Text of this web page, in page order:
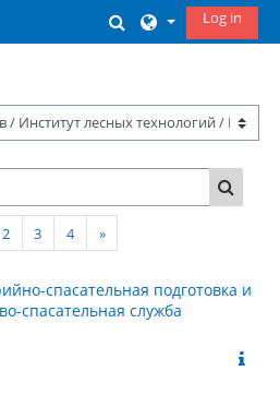
Toggle search
Log in
Search
1
2Page 2
3Page 3
4Page 4
»Next page
спасательная подготовка и
спасательная служба